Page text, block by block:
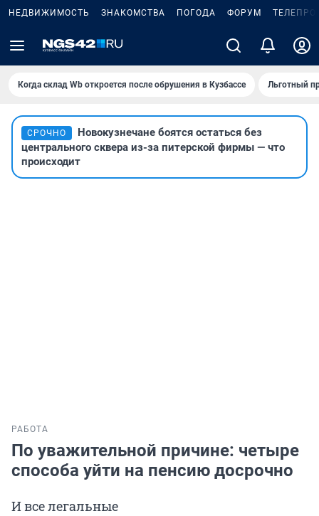
НЕДВИЖИМОСТЬ ЗНАКОМСТВА ПОГОДА ФОРУМ
Когда склад Wb откроется после обрушения в Кузбассе Льготный
СРОЧНО
Новокузнечане боятся остаться без
центрального сквера из-за питерской фирмы — что
происходит
РАБОТА
По уважительной причине: четыре
способа уйти на пенсию досрочно
И все легальные